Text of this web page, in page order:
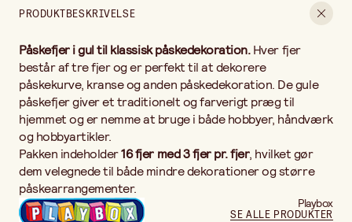
PRODUKTBESKRIVELSE
Påskefjer i gul til klassisk påskedekoration.Hver fjer
består af tre fjer og er perfekt til at dekorere
påskekurve, kranse og anden påskedekoration. De gule
påskefjer giver et traditionelt og farverigt præg til
hjemmet og er nemme at bruge i både hobbyer, håndværk
og hobbyartikler.
Pakken indeholder16 fjer med 3 fjer pr. fjer, hvilket gør
dem velegnede til både mindre dekorationer og større
påskearrangementer.
Playbox
SE ALLE PRODUKTER